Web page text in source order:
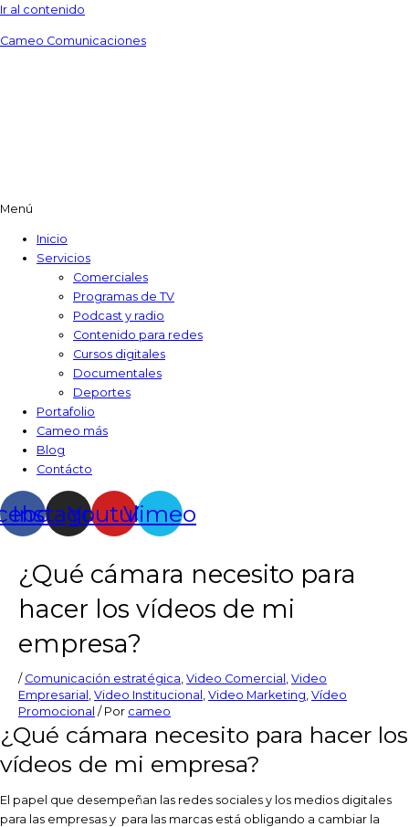
Ir al contenido
Cameo Comunicaciones
Menú
Inicio
Servicios
Comerciales
Programas de TV​
Podcast y radio
Contenido para redes
Cursos digitales​
Documentales
Deportes
Portafolio
Cameo más
Blog
Contácto
Instagram
YoutubeVimeo
¿Qué cámara necesito para
hacer los vídeos de mi
empresa?
/ Comunicación estratégica Video Comercial
Video
Empresarial
Video Institucional Video Marketing Vídeo
Promocional / Por cameo
¿Qué cámara necesito para hacer los
vídeos de mi empresa?
El papel que desempeñan las redes sociales y los medios digitales
para las empresas y para las marcas está obligando a cambiar la